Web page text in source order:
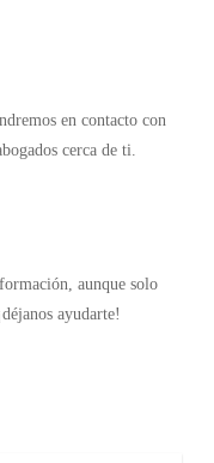
en contacto con
cerca de ti.
aunque solo
ayudarte!